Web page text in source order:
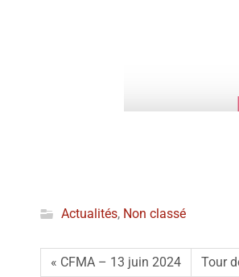
Actualités, Non classé
« CFMA – 13 juin 2024 Tour